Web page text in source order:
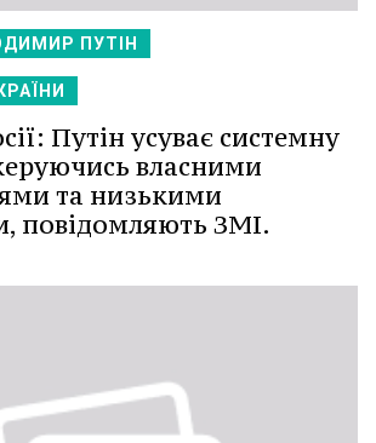
ПУТІН
Путін усуває системну
власними
та низькими
повідомляють ЗМІ.